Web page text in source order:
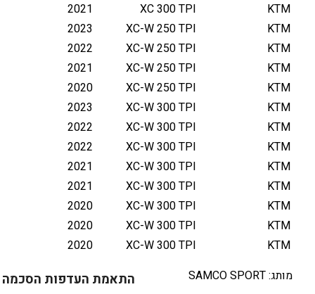
התאמת העדפות הסכמה
KTM
XC 300 TPI
2021
KTM
XC-W 250 TPI
2023
KTM
XC-W 250 TPI
2022
KTM
XC-W 250 TPI
2021
KTM
XC-W 250 TPI
2020
KTM
XC-W 300 TPI
2023
KTM
XC-W 300 TPI
2022
KTM
XC-W 300 TPI
2022
KTM
XC-W 300 TPI
2021
KTM
XC-W 300 TPI
2021
KTM
XC-W 300 TPI
2020
KTM
XC-W 300 TPI
2020
KTM
XC-W 300 TPI
2020
מותג: SAMCO SPORT